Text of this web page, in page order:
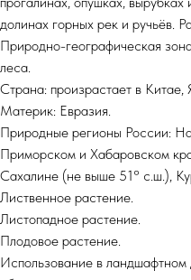
долинах горных рек и ручьёв.
Природно-географическая
леса.
Страна: произрастает в
Материк: Евразия.
Природные регионы России:
Приморском и Хабаровском
Сахалине (не выше 51° с.ш.),
Лиственное растение.
Листопадное растение.
Плодовое растение.
Использование в ландшафтном